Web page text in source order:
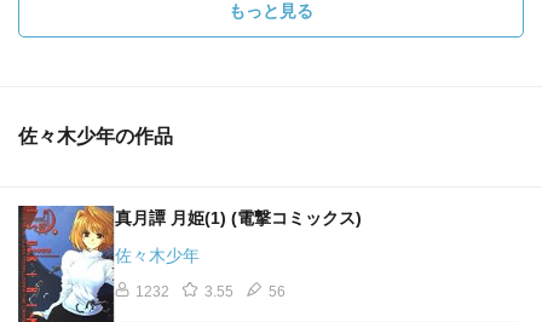
もっと見る
佐々木少年の作品
真月譚 月姫(1) (電撃コミックス)
佐々木少年
1232 3.55 56